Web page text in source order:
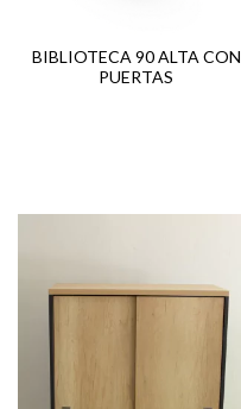
BIBLIOTECA 90 ALTA CON
PUERTAS